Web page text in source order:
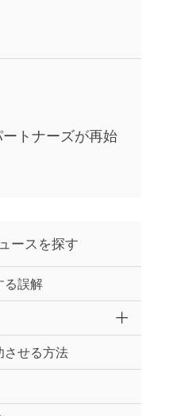
トナーズが再始
ースを探す
る誤解
させる方法